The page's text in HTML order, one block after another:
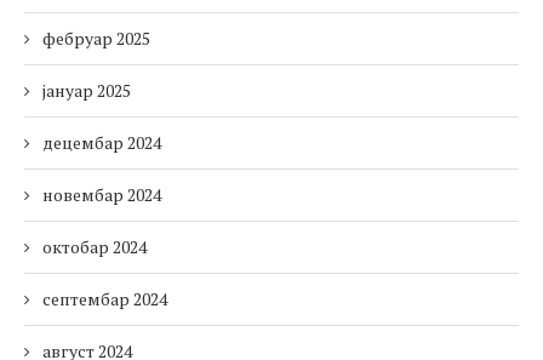
фебруар 2025
јануар 2025
децембар 2024
новембар 2024
октобар 2024
септембар 2024
август 2024